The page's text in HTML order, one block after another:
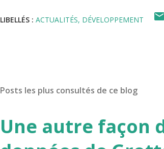
LIBELLÉS : ACTUALITÉS DÉVELOPPEMENT
Posts les plus consultés de ce blog
Une autre façon